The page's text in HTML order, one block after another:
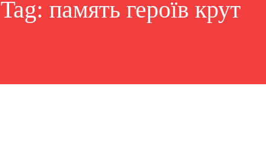
Tag: память героїв крут